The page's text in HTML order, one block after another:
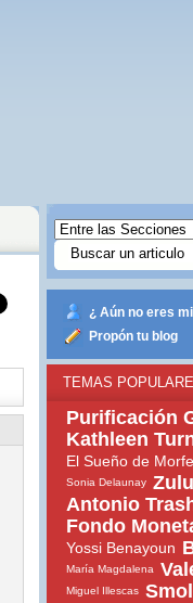
¿ Aún no eres
Propón tu blog
TEMAS
Purificación
Kathleen
El Sueño de
Sonia Delaunay Zulu
Antonio
Fondo
Yossi Benayoun
María Magdalena
Miguel Illescas